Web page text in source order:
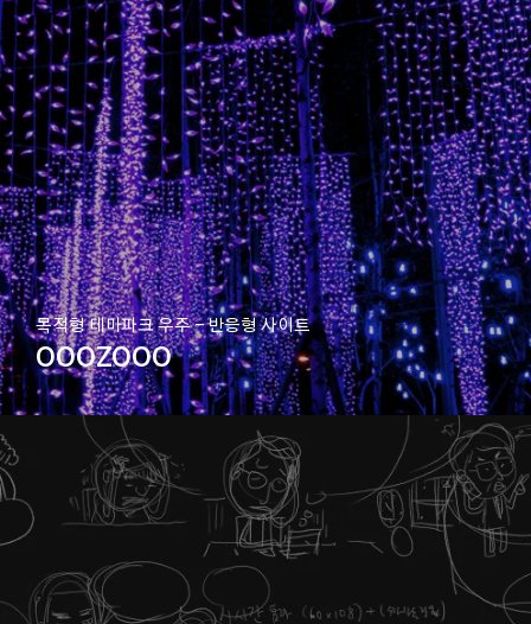
목적형 테마파크 우주 - 반응형 사이트
OOOZOOO